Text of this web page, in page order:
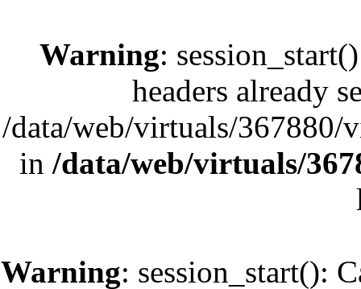
Warning:
headers already
/data/web/virtuals/
in /data/web/virtuals/
Warning: session_start():